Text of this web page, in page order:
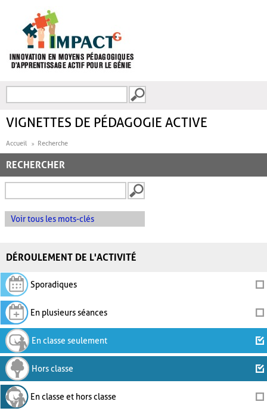
FORMULAIRE DE
VIGNETTES DE PÉDAGOGIE ACTIVE
Accueil Recherche
RECHERCHER
Voir tous les mots-clés
DÉROULEMENT DE L'ACTIVITÉ
Sporadiques
En plusieurs séances
En classe seulement
Hors classe
En classe et hors classe